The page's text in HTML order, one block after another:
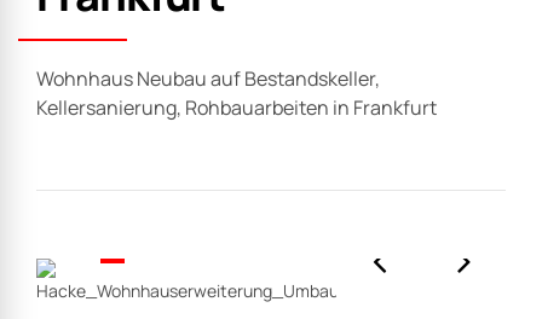
Wohnhaus Neubau auf Bestandskeller,
Kellersanierung, Rohbauarbeiten in Frankfurt